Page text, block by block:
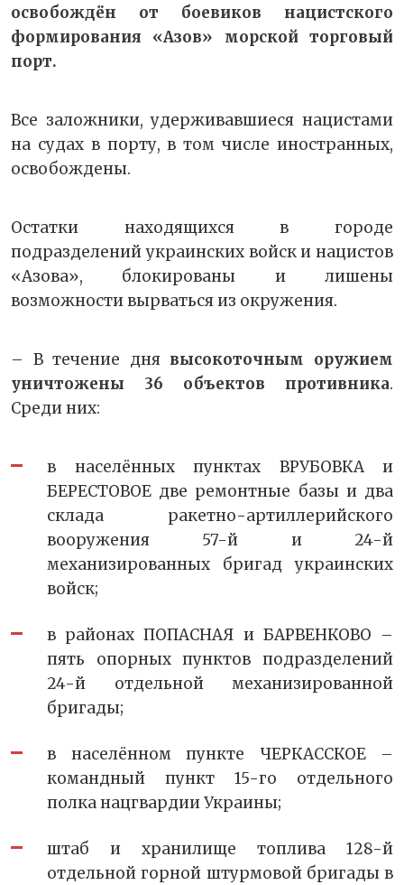
освобождён от боевиков нацистского
формирования «Азов» морской торговый
порт.
Все заложники, удерживавшиеся нацистами
на судах в порту, в том числе иностранных,
освобождены.
Остатки находящихся в городе
подразделений украинских войск и нацистов
«Азова», блокированы и лишены
возможности вырваться из окружения.
– В течение дня высокоточным оружием
уничтожены 36 объектов противника.
Среди них:
в населённых пунктах ВРУБОВКА и
БЕРЕСТОВОЕ две ремонтные базы и два
склада ракетно-артиллерийского
вооружения 57-й и 24-й
механизированных бригад украинских
войск;
в районах ПОПАСНАЯ и БАРВЕНКОВО –
пять опорных пунктов подразделений
24-й отдельной механизированной
бригады;
в населённом пункте ЧЕРКАССКОЕ –
командный пункт 15-го отдельного
полка нацгвардии Украины;
штаб и хранилище топлива 128-й
отдельной горной штурмовой бригады в